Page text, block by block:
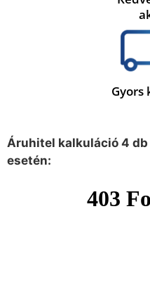
Gyors
Áruhitel kalkuláció 4
esetén: